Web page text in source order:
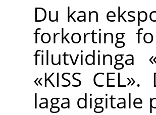
Du kan
forkorting
filutvidinga
«KISS
laga digitale